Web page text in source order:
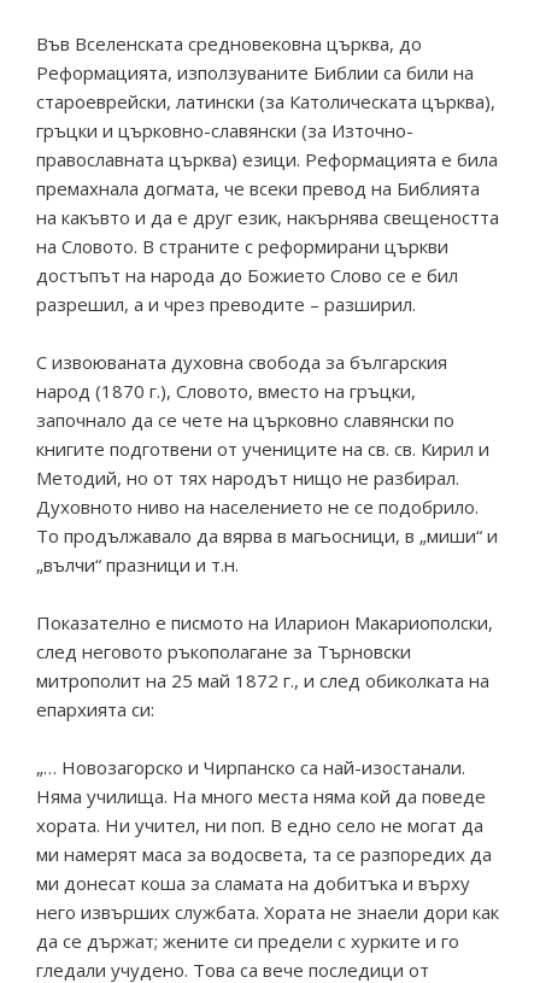
Във Вселенската средновековна църква, до
Реформацията, използуваните Библии са били на
староеврейски, латински (за Католическата църква),
гръцки и църковно-славянски (за Източно-
православната църква) езици. Реформацията е била
премахнала догмата, че всеки превод на Библията
на какъвто и да е друг език, накърнява свещеността
на Словото. В страните с реформирани църкви
достъпът на народа до Божието Слово се е бил
разрешил, а и чрез преводите – разширил.
С извоюваната духовна свобода за българския
народ (1870 г.), Словото, вместо на гръцки,
започнало да се чете на църковно славянски по
книгите подготвени от учениците на св. св. Кирил и
Методий, но от тях народът нищо не разбирал.
Духовното ниво на населението не се подобрило.
То продължавало да вярва в магьосници, в „миши“ и
„вълчи“ празници и т.н.
Показателно е писмото на Иларион Макариополски,
след неговото ръкополагане за Търновски
митрополит на 25 май 1872 г., и след обиколката на
епархията си:
„… Новозагорско и Чирпанско са най-изостанали.
Няма училища. На много места няма кой да поведе
хората. Ни учител, ни поп. В едно село не могат да
ми намерят маса за водосвета, та се разпоредих да
ми донесат коша за сламата на добитъка и върху
него извърших службата. Хората не знаели дори как
да се държат; жените си предели с хурките и го
гледали учудено. Това са вече последици от